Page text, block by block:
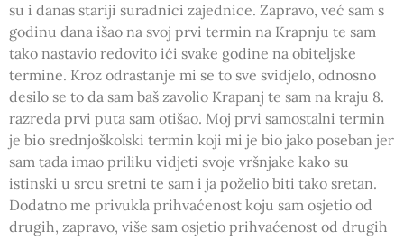
su i danas stariji suradnici zajednice. Zapravo, već sam s
godinu dana išao na svoj prvi termin na Krapnju te sam
tako nastavio redovito ići svake godine na obiteljske
termine. Kroz odrastanje mi se to sve svidjelo, odnosno
desilo se to da sam baš zavolio Krapanj te sam na kraju 8.
razreda prvi puta sam otišao. Moj prvi samostalni termin
je bio srednjoškolski termin koji mi je bio jako poseban jer
sam tada imao priliku vidjeti svoje vršnjake kako su
istinski u srcu sretni te sam i ja poželio biti tako sretan.
Dodatno me privukla prihvaćenost koju sam osjetio od
drugih, zapravo, više sam osjetio prihvaćenost od drugih